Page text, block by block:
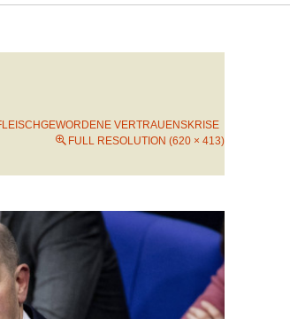
VERTRAUENSKRISE
FULL RESOLUTION (620 × 413)